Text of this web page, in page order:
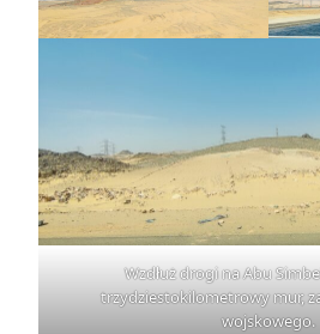
Wzdłuż drogi na Abu
trzydziestokilometrowy mur,
wojskowego.